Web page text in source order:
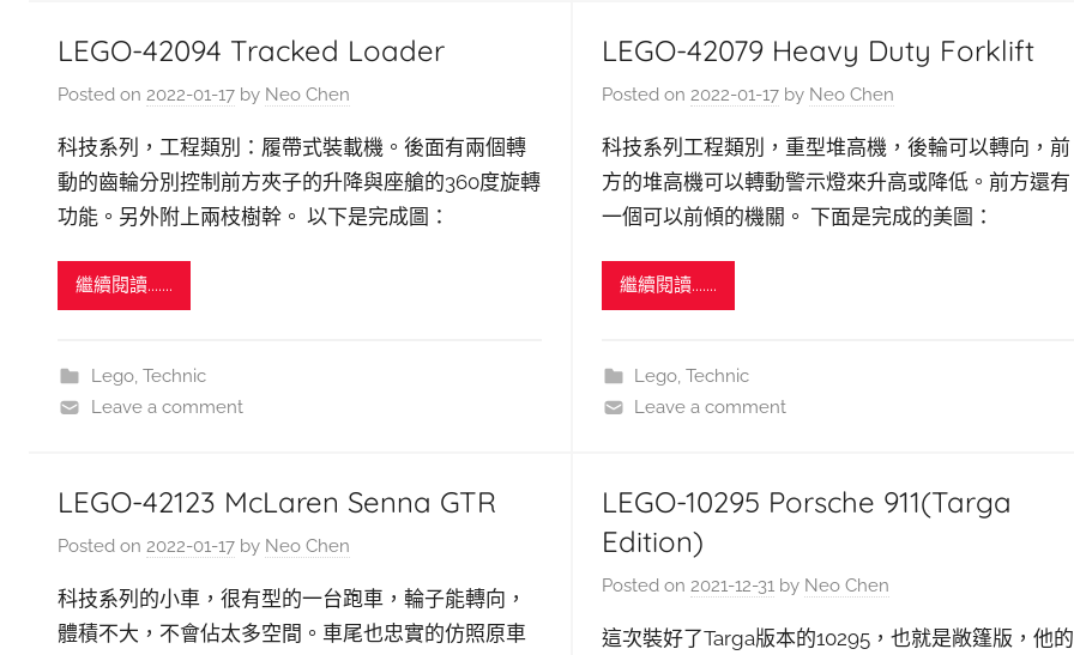
LEGO-42094 Tracked Loader
Posted on 2022-01-17 by Neo Chen
科技系列，工程類別：履帶式裝載機。後面有兩個轉
動的齒輪分別控制前方夾子的升降與座艙的360度旋轉
功能。另外附上兩枝樹幹。 以下是完成圖：
繼續閱讀.......
Lego, Technic
Leave a comment
LEGO-42079 Heavy Duty Forklift
Posted on 2022-01-17by Neo Chen
科技系列工程類別，重型堆高機，後輪可以轉向，前
方的堆高機可以轉動警示燈來升高或降低。前方還有
一個可以前傾的機關。 下面是完成的美圖：
繼續閱讀.......
Lego,Technic
Leave a comment
LEGO-42123 McLaren Senna GTR
Posted on 2022-01-17 by Neo Chen
科技系列的小車，很有型的一台跑車，輪子能轉向，
體積不大，不會佔太多空間。車尾也忠實的仿照原車
LEGO-10295 Porsche 911(Targa
Edition)
Posted on 2021-12-31by Neo Chen
這次裝好了Targa版本的10295，也就是敞篷版，他的